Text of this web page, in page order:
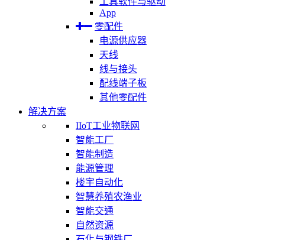
App
零配件
电源供应器
天线
线与接头
配线端子板
其他零配件
解决方案
IIoT工业物联网
智能工厂
智能制造
能源管理
楼宇自动化
智慧养殖农渔业
智能交通
自然资源